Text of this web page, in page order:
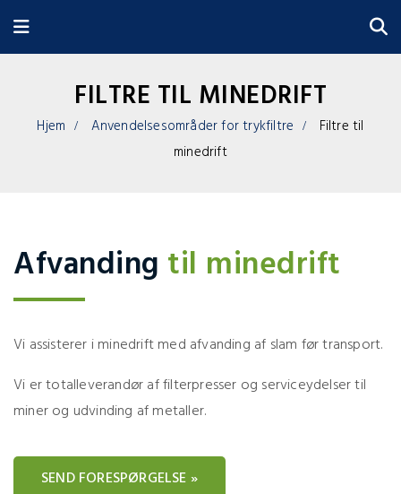
FILTRE TIL MINEDRIFT
Hjem Anvendelsesområder for trykfiltre
Filtre til
minedrift
Afvanding til minedrift
Vi assisterer i minedrift med afvanding af slam før transport.
Vi er totalleverandør af filterpresser og serviceydelser til
miner og udvinding af metaller.
SEND FORESPØRGELSE »